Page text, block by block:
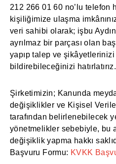
212 266 01 60 no’lu telefon
kişiliğimize ulaşma
veri sahibi olarak; işbu
ayrılmaz bir parçası olan
yapıp talep ve
bildirebileceğinizi hatırlatırız.
Şirketimizin; Kanunda
değişiklikler ve Kişisel
tarafından belirlenebilecek
yönetmelikler sebebiyle, bu
değişiklik yapma hakkı
Başvuru Formu: KVKK